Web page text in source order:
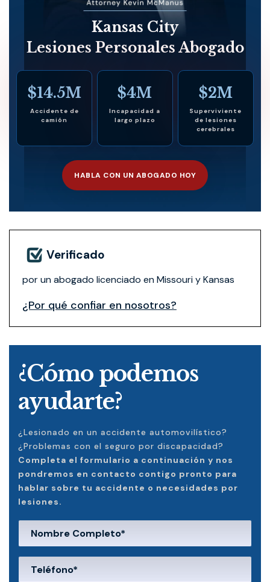
Kansas City
Lesiones Personales Abogado
$14.5M
Accidente de
camión
$4M
Incapacidad a
largo plazo
$2M
Superviviente
de lesiones
cerebrales
HABLA CON UN ABOGADO HOY
Verificado
por un abogado licenciado en Missouri y Kansas
¿Por qué confiar en nosotros?
¿Cómo podemos
ayudarte?
¿Lesionado en un accidente automovilístico?
¿Problemas con el seguro por discapacidad?
Completa el formulario a continuación y nos
pondremos en contacto contigo pronto para
hablar sobre tu accidente o necesidades por
lesiones.